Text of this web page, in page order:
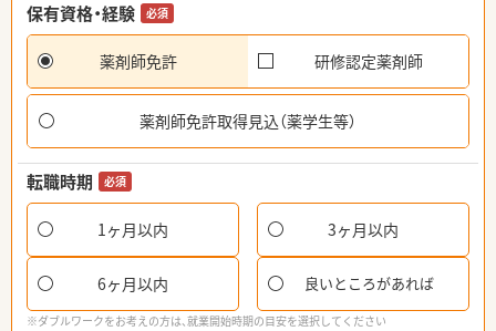
保有資格・経験
必須
薬剤師免許 研修認定薬剤師
薬剤師免許取得見込（薬学生等）
転職時期 必須
1ヶ月以内 3ヶ月以内
6ヶ月以内 良いところがあれば
※ダブルワークをお考えの方は、就業開始時期の目安を選択してください